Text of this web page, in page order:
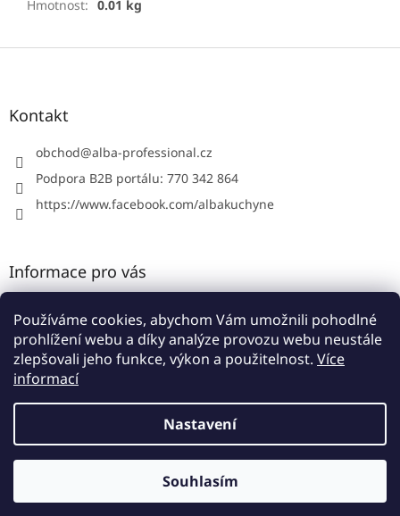
Používáme cookies, abychom Vám umožnili pohodlné
prohlížení webu a díky analýze provozu webu neustále
zlepšovali jeho funkce, výkon a použitelnost. Více
informací
Nastavení
Souhlasím
Hmotnost: 0.01 kg
Z
Kontakt
obchod@alba-professional.cz
Podpora B2B portálu: 770 342 864
https://www.facebook.com/albakuchyne
Informace pro vás
Obchodní podmínky
Podmínky ochrany osobních údajů
Vytvořil Shoptet
Alba B2B portál. Všechna práva vyhrazena.